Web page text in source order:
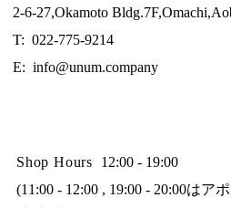
2-6-27,Okamoto
T: 022-775-9214
E: info@unum.company
Shop Hours
12:00 - 19:00
(11:00 - 12:00 , 19:00 - 20:00は